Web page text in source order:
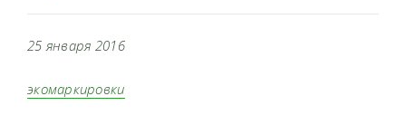
25 января 2016
экомаркировки